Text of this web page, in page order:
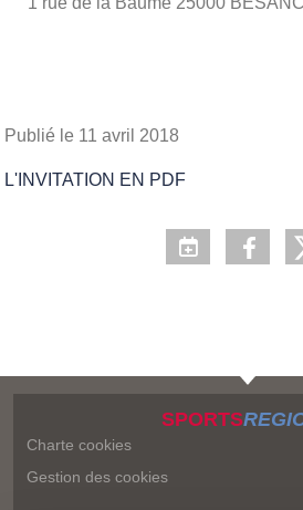
Publié le 11 avril 2018
L'INVITATION EN PDF
SPORTS
Charte cookies
Gestion des cookies